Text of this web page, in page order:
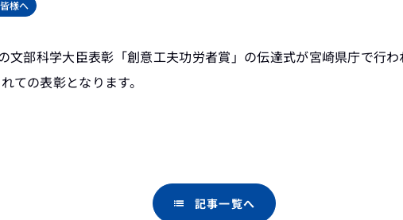
様へ
文部科学大臣表彰「創意工夫功労者賞」の伝達式が宮崎県庁で行
ての表彰となります。
list 記事一覧へ